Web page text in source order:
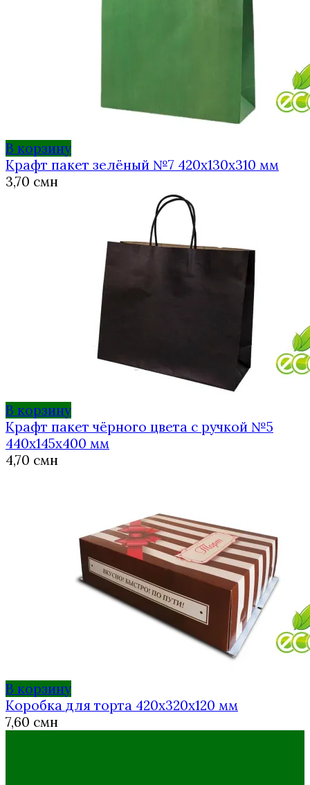
В корзину
Крафт пакет зелёный №7 420х130х310 мм
3,70 смн
В корзину
Крафт пакет чёрного цвета с ручкой №5
440х145х400 мм
4,70 смн
В корзину
Коробка для торта 420х320х120 мм
7,60 смн